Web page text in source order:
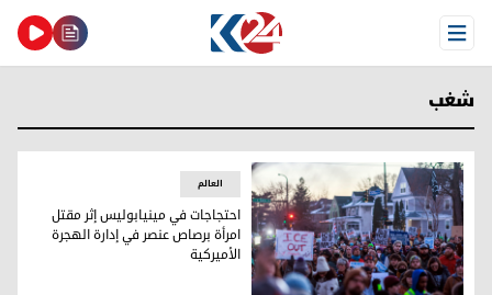
Open Menu
شغب
العالم
احتجاجات في مينيابوليس إثر مقتل
امرأة برصاص عنصر في إدارة الهجرة
الأميركية